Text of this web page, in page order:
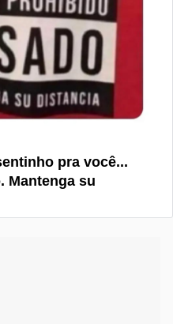
pra você...
Mantenga su